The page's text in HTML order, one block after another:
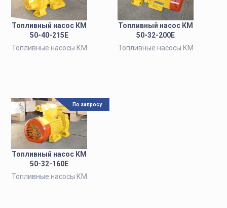
Топливный насос КМ
50-40-215Е
Топливные насосы КМ
Топливный насос КМ
50-32-200Е
Топливные насосы КМ
Топливный насос КМ
50-32-160Е
Топливные насосы КМ
По запросу